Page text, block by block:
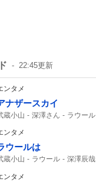
22:45更新
ンタメ
ナザースカイ
蔵小山 深澤さん ラウール
ンタメ
ウールは
蔵小山 ラウール
深澤辰哉
Snow Manの
ンタメ